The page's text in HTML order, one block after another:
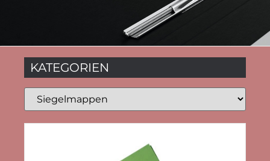
KATEGORIEN